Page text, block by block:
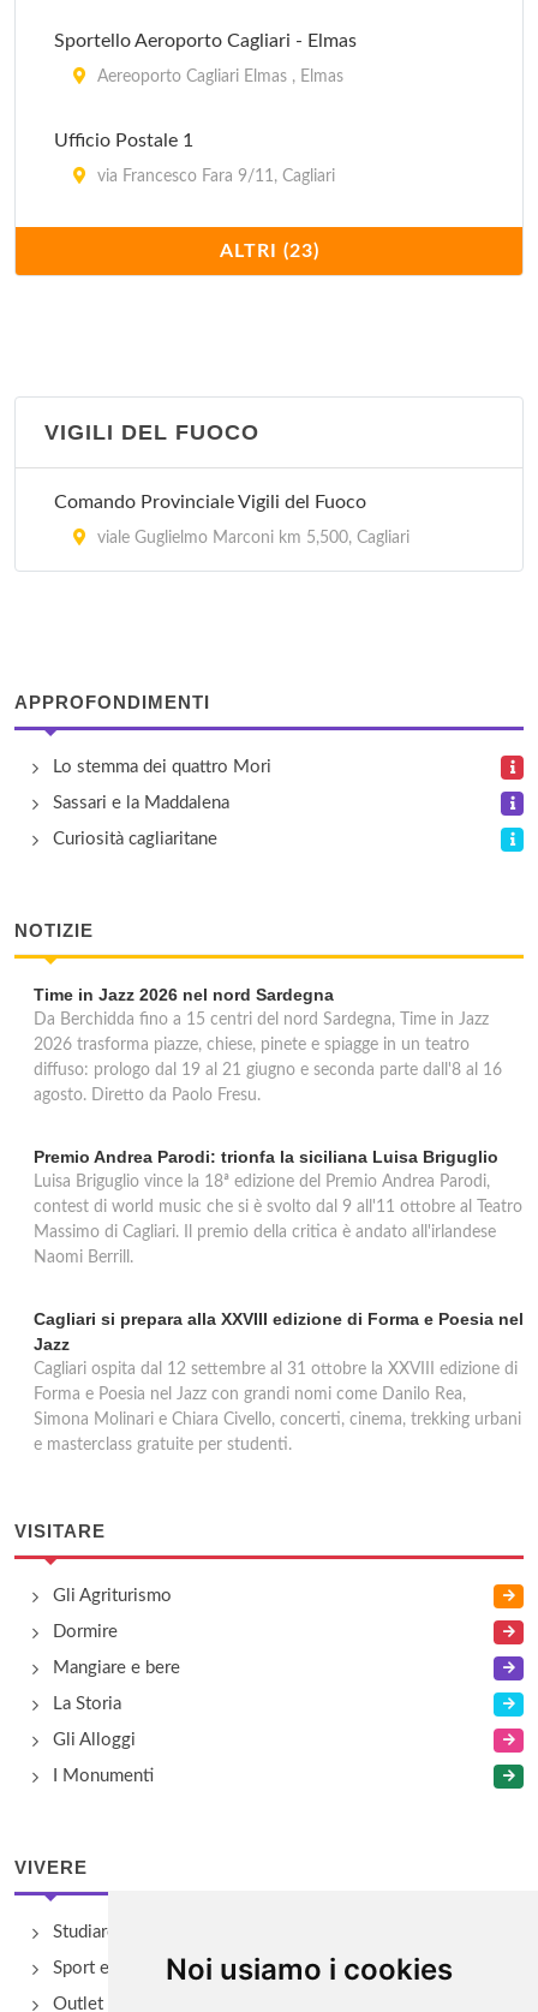
Noi usiamo i cookies
Sportello Aeroporto Cagliari - Elmas
Aereoporto Cagliari Elmas , Elmas
Ufficio Postale 1
via Francesco Fara 9/11, Cagliari
via San Benedetto 57/A, Cagliari
Ufficio Postale 12
Ufficio Postale 13
via Zagabria 50/52, Cagliari
Ufficio Postale 2
via Roma 25, Cagliari
ALTRI (23)
VIGILI DEL FUOCO
Comando Provinciale Vigili del Fuoco
viale Guglielmo Marconi km 5,500, Cagliari
APPROFONDIMENTI
Lo stemma dei quattro Mori
Sassari e la Maddalena
Curiosità cagliaritane
NOTIZIE
Time in Jazz 2026 nel nord Sardegna
Da Berchidda fino a 15 centri del nord Sardegna, Time in Jazz
2026 trasforma piazze, chiese, pinete e spiagge in un teatro
diffuso: prologo dal 19 al 21 giugno e seconda parte dall'8 al 16
agosto. Diretto da Paolo Fresu.
Premio Andrea Parodi: trionfa la siciliana Luisa Briguglio
Luisa Briguglio vince la 18ª edizione del Premio Andrea Parodi,
contest di world music che si è svolto dal 9 all'11 ottobre al Teatro
Massimo di Cagliari. Il premio della critica è andato all'irlandese
Naomi Berrill.
Cagliari si prepara alla XXVIII edizione di Forma e Poesia nel
Jazz
Cagliari ospita dal 12 settembre al 31 ottobre la XXVIII edizione di
Forma e Poesia nel Jazz con grandi nomi come Danilo Rea,
Simona Molinari e Chiara Civello, concerti, cinema, trekking urbani
e masterclass gratuite per studenti.
VISITARE
Gli Agriturismo
Dormire
Mangiare e bere
La Storia
Gli Alloggi
I Monumenti
VIVERE
Studiare
Sport e Benessere
Outlet e spacci aziendali